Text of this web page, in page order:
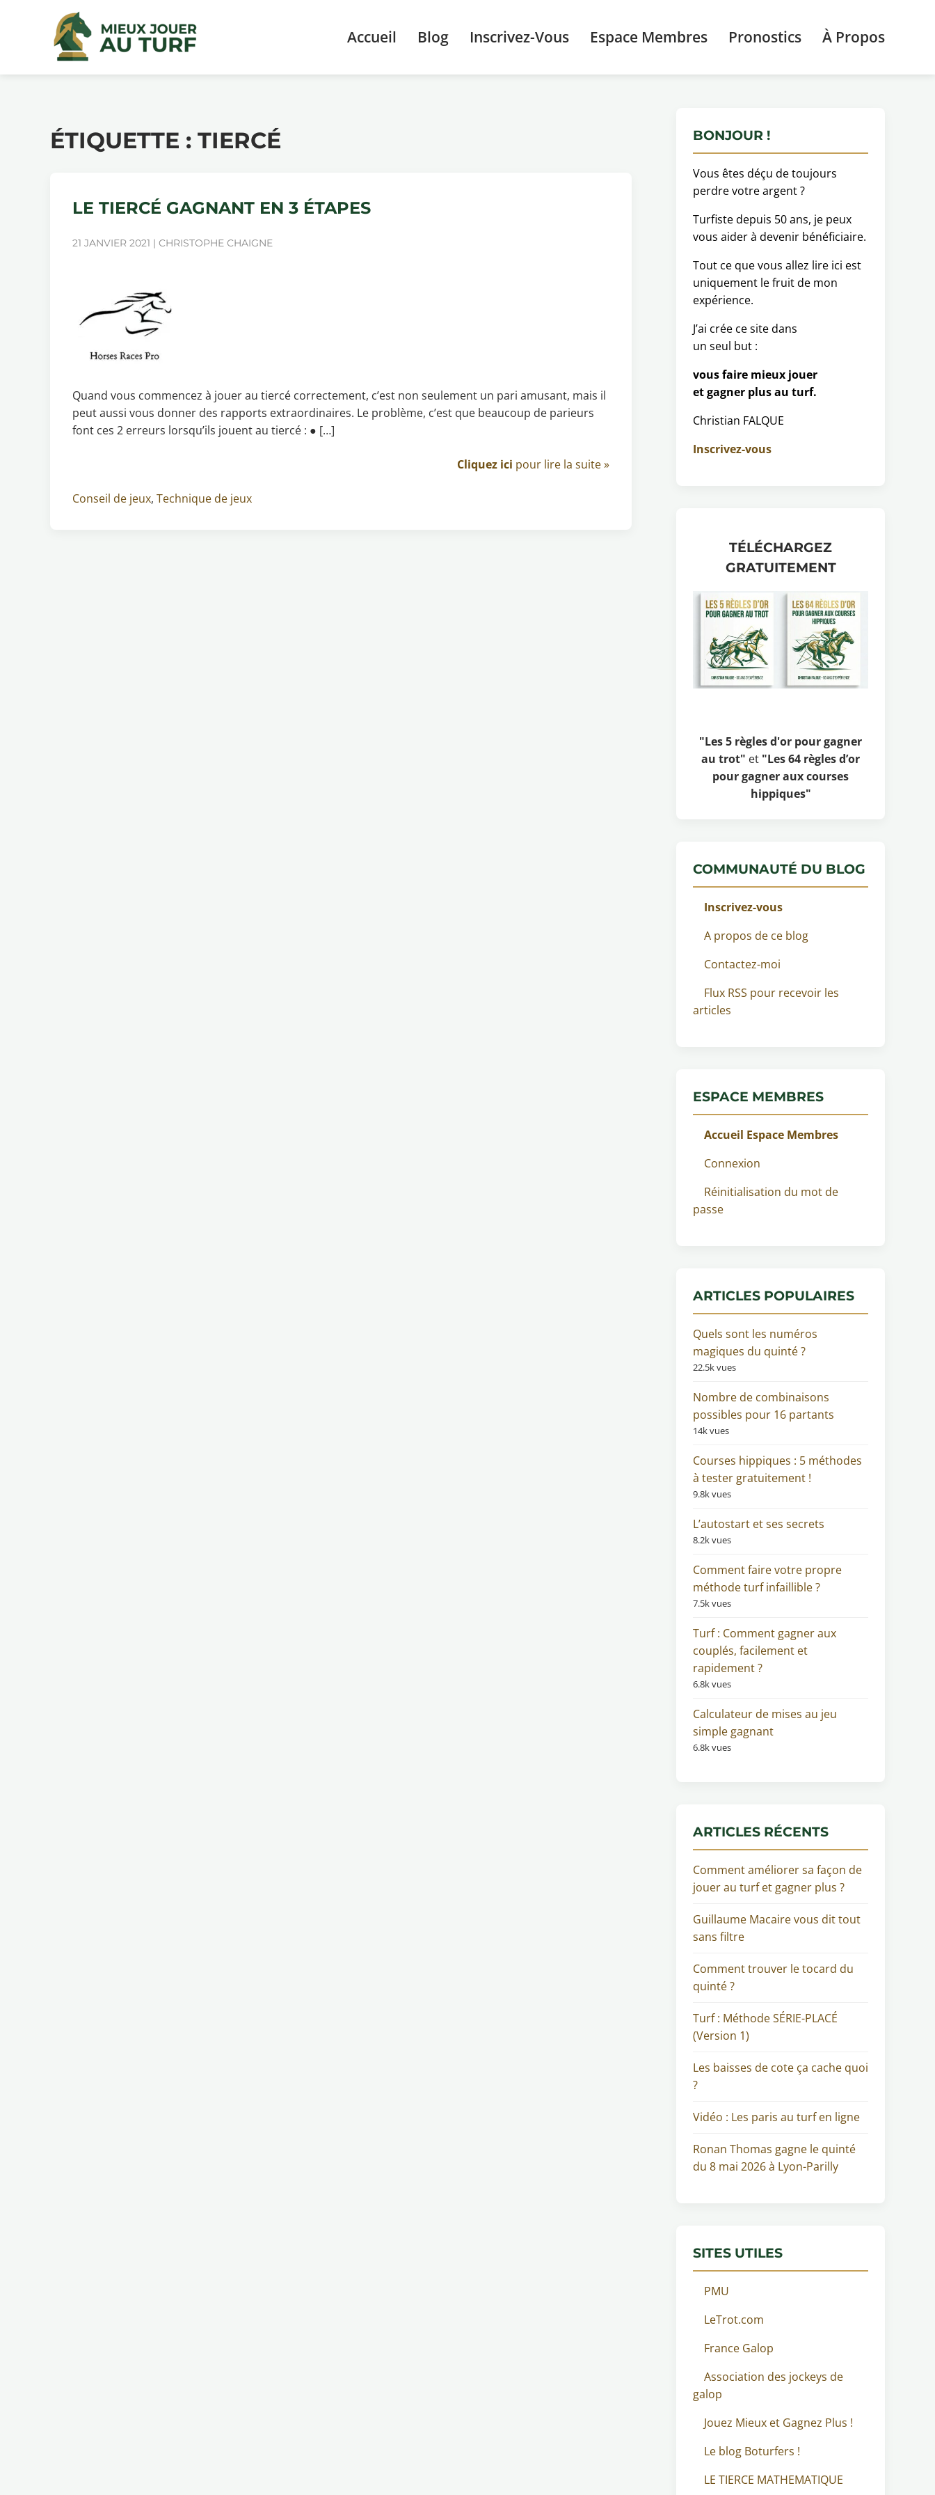
Accueil Blog Inscrivez-Vous Espace Membres Pronostics À Propos
ÉTIQUETTE : TIERCÉ
LE TIERCÉ GAGNANT EN 3 ÉTAPES
21 JANVIER 2021 | CHRISTOPHE CHAIGNE
Quand vous commencez à jouer au tiercé correctement, c’est non seulement un pari amusant, mais il
peut aussi vous donner des rapports extraordinaires. Le problème, c’est que beaucoup de parieurs
font ces 2 erreurs lorsqu’ils jouent au tiercé : ● […]
Cliquez ici pour lire la suite »
Conseil de jeux, Technique de jeux
BONJOUR !
Vous êtes déçu de toujours
perdre votre argent ?
Turfiste depuis 50 ans, je peux
vous aider à devenir bénéficiaire.
Tout ce que vous allez lire ici est
uniquement le fruit de mon
expérience.
J’ai crée ce site dans
un seul but :
vous faire mieux jouer
et gagner plus au turf.
Christian FALQUE
Inscrivez-vous
TÉLÉCHARGEZ
GRATUITEMENT
"Les 5 règles d'or pour gagner
au trot" et "Les 64 règles d’or
pour gagner aux courses
hippiques"
COMMUNAUTÉ DU BLOG
Inscrivez-vous
A propos de ce blog
Contactez-moi
Flux RSS pour recevoir les
articles
ESPACE MEMBRES
Accueil Espace Membres
Connexion
Réinitialisation du mot de
passe
ARTICLES POPULAIRES
Quels sont les numéros
magiques du quinté ?
22.5k vues
Nombre de combinaisons
possibles pour 16 partants
14k vues
Courses hippiques : 5 méthodes
à tester gratuitement !
9.8k vues
L’autostart et ses secrets
8.2k vues
Comment faire votre propre
méthode turf infaillible ?
7.5k vues
Turf : Comment gagner aux
couplés, facilement et
rapidement ?
6.8k vues
Calculateur de mises au jeu
simple gagnant
6.8k vues
ARTICLES RÉCENTS
Comment améliorer sa façon de
jouer au turf et gagner plus ?
Guillaume Macaire vous dit tout
sans filtre
Comment trouver le tocard du
quinté ?
Turf : Méthode SÉRIE-PLACÉ
(Version 1)
Les baisses de cote ça cache quoi
?
Vidéo : Les paris au turf en ligne
Ronan Thomas gagne le quinté
du 8 mai 2026 à Lyon-Parilly
SITES UTILES
PMU
LeTrot.com
France Galop
Association des jockeys de
galop
Jouez Mieux et Gagnez Plus !
Le blog Boturfers !
LE TIERCE MATHEMATIQUE